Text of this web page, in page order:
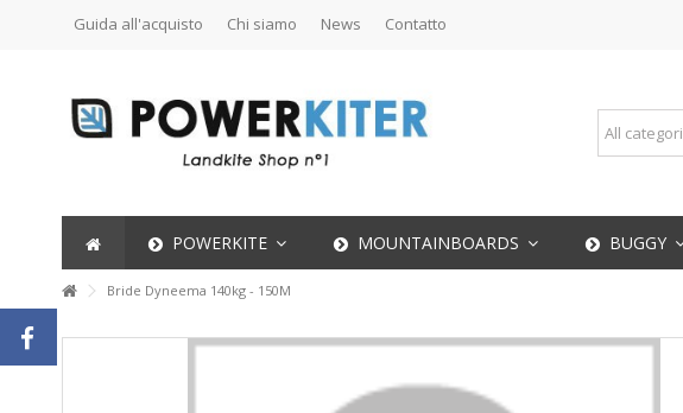
Guida all'acquisto Chi siamo News Contatto
POWERKITE MOUNTAINBOARDS BUGGY
Bride Dyneema 140kg - 150M